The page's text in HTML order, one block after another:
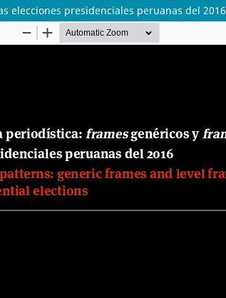
elecciones presidenciales peruanas del 2016